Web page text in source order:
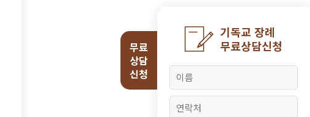
무료
상담
신청
기독교 장례
무료상담신청